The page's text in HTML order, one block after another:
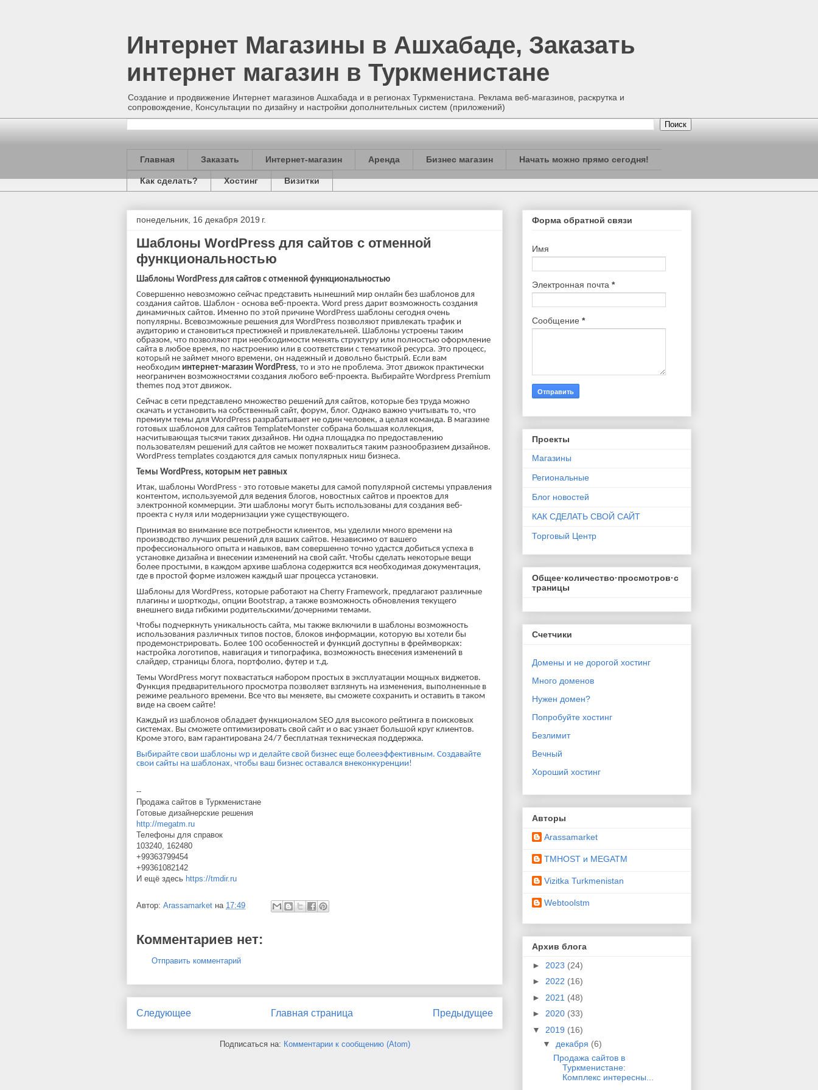
Интернет Магазины в Ашхабаде, Заказать
интернет магазин в Туркменистане
Создание и продвижение Интернет магазинов Ашхабада и в регионах Туркменистана. Реклама веб-магазинов, раскрутка и
сопровождение, Консультации по дизайну и настройки дополнительных систем (приложений)
Главная Заказать Интернет-магазин Аренда Бизнес магазин Начать можно прямо сегодня!
Как сделать? Хостинг Визитки
понедельник, 16 декабря 2019 г.
Шаблоны WordPress для сайтов с отменной
функциональностью
Шаблоны WordPress для сайтов с отменной функциональностью
Совершенно невозможно сейчас представить нынешний мир онлайн без шаблонов для
создания сайтов. Шаблон - основа веб-проекта. Word press дарит возможность создания
динамичных сайтов. Именно по этой причине WordPress шаблоны сегодня очень
популярны. Всевозможные решения для WordPress позволяют привлекать трафик и
аудиторию и становиться престижней и привлекательней. Шаблоны устроены таким
образом, что позволяют при необходимости менять структуру или полностью оформление
сайта в любое время, по настроению или в соответствии с тематикой ресурса. Это процесс,
который не займет много времени, он надежный и довольно быстрый. Если вам
необходим интернет-магазин WordPress, то и это не проблема. Этот движок практически
неограничен возможностями создания любого веб-проекта. Выбирайте Wordpress Premium
themes под этот движок.
Сейчас в сети представлено множество решений для сайтов, которые без труда можно
скачать и установить на собственный сайт, форум, блог. Однако важно учитывать то, что
премиум темы для WordPress разрабатывает не один человек, а целая команда. В магазине
готовых шаблонов для сайтов TemplateMonster собрана большая коллекция,
насчитывающая тысячи таких дизайнов. Ни одна площадка по предоставлению
пользователям решений для сайтов не может похвалиться таким разнообразием дизайнов.
WordPress templates создаются для самых популярных ниш бизнеса.
Темы WordPress, которым нет равных
Итак, шаблоны WordPress - это готовые макеты для самой популярной системы управления
контентом, используемой для ведения блогов, новостных сайтов и проектов для
электронной коммерции. Эти шаблоны могут быть использованы для создания веб-
проекта с нуля или модернизации уже существующего.
Принимая во внимание все потребности клиентов, мы уделили много времени на
производство лучших решений для ваших сайтов. Независимо от вашего
профессионального опыта и навыков, вам совершенно точно удастся добиться успеха в
установке дизайна и внесении изменений на свой сайт. Чтобы сделать некоторые вещи
более простыми, в каждом архиве шаблона содержится вся необходимая документация,
где в простой форме изложен каждый шаг процесса установки.
Шаблоны для WordPress, которые работают на Cherry Framework, предлагают различные
плагины и шорткоды, опции Bootstrap, а также возможность обновления текущего
внешнего вида гибкими родительскими/дочерними темами.
Чтобы подчеркнуть уникальность сайта, мы также включили в шаблоны возможность
использования различных типов постов, блоков информации, которую вы хотели бы
продемонстрировать. Более 100 особенностей и функций доступны в фреймворках:
настройка логотипов, навигация и типографика, возможность внесения изменений в
слайдер, страницы блога, портфолио, футер и т.д.
Темы WordPress могут похвастаться набором простых в эксплуатации мощных виджетов.
Функция предварительного просмотра позволяет взглянуть на изменения, выполненные в
режиме реального времени. Все что вы меняете, вы сможете сохранить и оставить в таком
виде на своем сайте!
Каждый из шаблонов обладает функционалом SEO для высокого рейтинга в поисковых
системах. Вы сможете оптимизировать свой сайт и о вас узнает большой круг клиентов.
Кроме этого, вам гарантирована 24/7 бесплатная техническая поддержка.
Выбирайте свои шаблоны wp и делайте свой бизнес еще болееэффективным. Создавайте
свои сайты на шаблонах, чтобы ваш бизнес оставался внеконкуренции!
--
Продажа сайтов в Туркменистане
Готовые дизайнерские решения
http://megatm.ru
Телефоны для справок
103240, 162480
+99363799454
+99361082142
И ещё здесь https://tmdir.ru
Автор: Arassamarket на 17:49
Комментариев нет:
Отправить комментарий
Следующее Предыдущее
Главная страница
Подписаться на: Комментарии к сообщению (Atom)
Форма обратной связи
Имя
Электронная почта *
Сообщение *
Проекты
Магазины
Региональные
Блог новостей
КАК СДЕЛАТЬ СВОЙ САЙТ
Торговый Центр
Общее·количество·просмотров·с
траницы
Счетчики
Домены и не дорогой хостинг
Много доменов
Нужен домен?
Попробуйте хостинг
Безлимит
Вечный
Хороший хостинг
Авторы
Arassamarket
TMHOST и MEGATM
Vizitka Turkmenistan
Webtoolstm
Архив блога
► 2023 (24)
► 2022 (16)
► 2021 (48)
► 2020 (33)
▼ 2019 (16)
▼ декабря (6)
Продажа сайтов в
Туркменистане:
Комплекс интересны...